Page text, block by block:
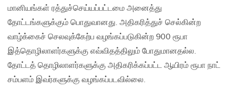
மானியங்கள் ரத்துச்செய்யப்பட்டமை அனைத்து
தோட்டங்களுக்கும் பொதுவானது. அதிகரித்துச் செல்கின்ற
வாழ்க்கைச் செலவுக்கேற்ப வழங்கப்படுகின்ற 900 ரூபா
இத்தொழிலாளர்களுக்கு எவ்விதத்திலும் போதுமானதல்ல.
தோட்டத் தொழிலாளர்களுக்கு அதிகரிக்கப்பட்ட ஆயிரம் ரூபா நாட்
சம்பளம் இவர்களுக்கு வழங்கப்படவில்லை.